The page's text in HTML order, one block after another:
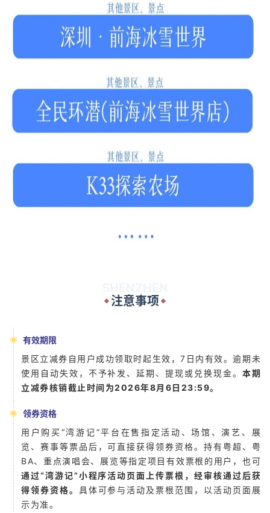
注意事项
有效期限
景区立减券自用户成功领取时起生效，7日内有效。逾期未
使用自动失效，不予补发、延期、提现或兑换现金。 本期
立减券核销截止时间为2026年8月6日23:59。
领券资格
用户购买“湾游记”平台在售指定活动、场馆、演艺、展
览、赛事等票品后，可直接获得领券资格。持有粤超、粤
BA、重点演唱会、展览等指定项目有效票根的用户，也可
通过“湾游记”小程序活动页面上传票根，经审核通过后获
得领券资格。 具体可参与活动及票根范围，以活动页面展
示为准。